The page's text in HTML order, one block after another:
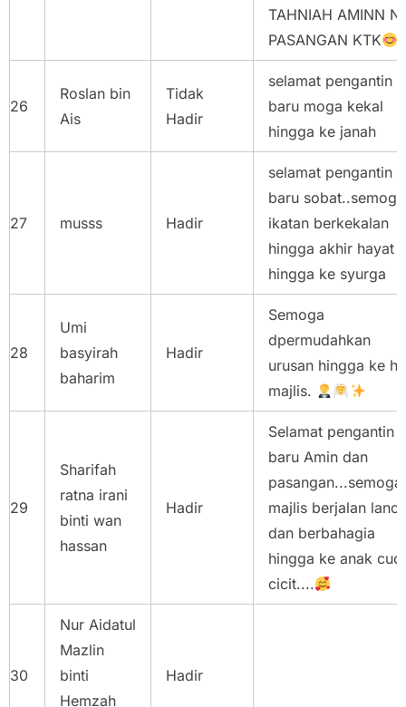
TAHNIAH AMINN N
PASANGAN KTK
26
Roslan bin
Ais
Tidak
Hadir
selamat pengantin
baru moga kekal
hingga ke janah
27 musss Hadir
selamat pengantin
baru sobat..semoga
ikatan berkekalan
hingga akhir hayat
hingga ke syurga
28
Umi
basyirah
baharim
Hadir
Semoga
dpermudahkan
urusan hingga ke
majlis.
29
Sharifah
ratna irani
binti wan
hassan
Hadir
Selamat pengantin
baru Amin dan
pasangan...semoga
majlis berjalan
dan berbahagia
hingga ke anak
cicit....
30
Nur Aidatul
Mazlin
binti
Hemzah
Hadir